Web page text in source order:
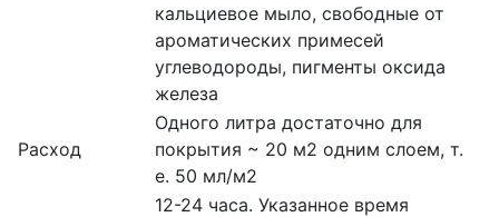
кальциевое мыло, свободные от
ароматических примесей
углеводороды, пигменты оксида
железа
Расход
Одного литра достаточно для
покрытия ~ 20 м2 одним слоем, т.
е. 50 мл/м2
12-24 часа. Указанное время